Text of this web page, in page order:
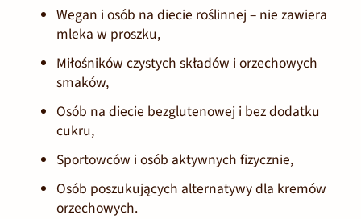
Wegan i osób na diecie roślinnej – nie zawiera
mleka w proszku,
Miłośników czystych składów i orzechowych
smaków,
Osób na diecie bezglutenowej i bez dodatku
cukru,
Sportowców i osób aktywnych fizycznie,
Osób poszukujących alternatywy dla kremów
orzechowych.